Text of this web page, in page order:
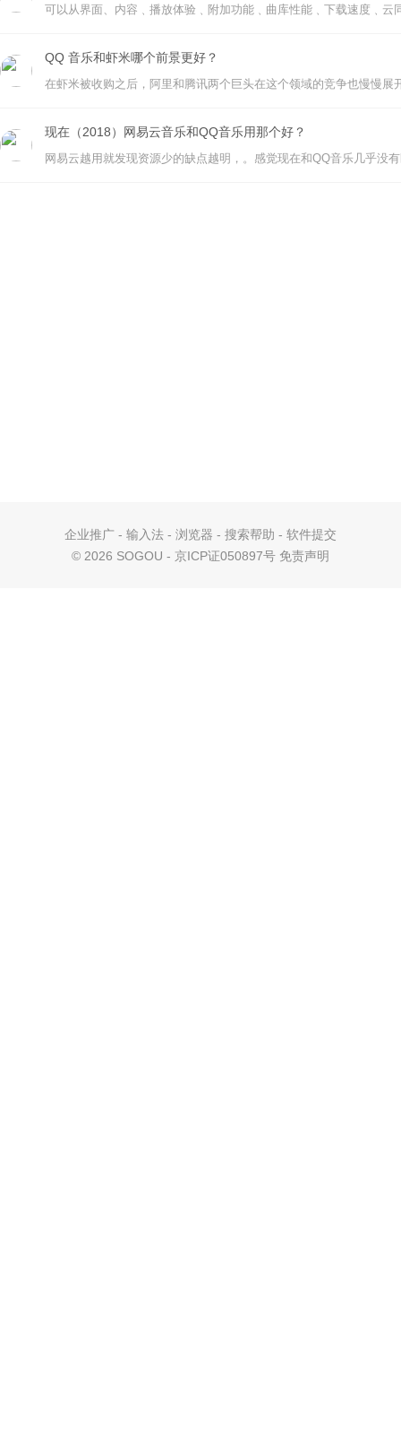
可以从界面、内容﹑播放体验﹑附加功能﹑曲库性能﹑下载速度﹑云
QQ 音乐和虾米哪个前景更好？
现在（2018）网易云音乐和QQ音乐用那个好？
企业推广 - 输入法 - 浏览器 - 搜索帮助 - 软件提交
© 2026 SOGOU - 京ICP证050897号 免责声明